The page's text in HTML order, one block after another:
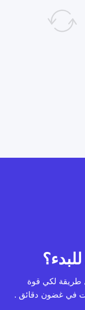
في غضون دقائق